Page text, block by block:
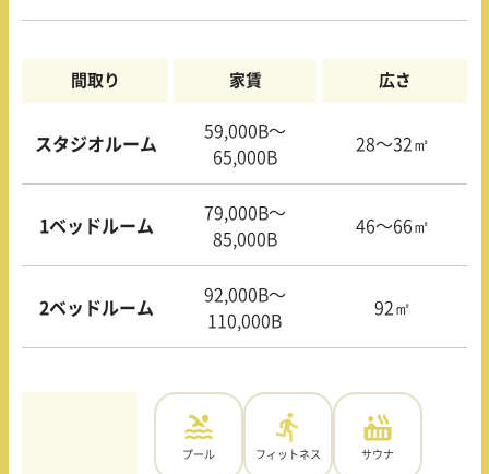
間取り 家賃 広さ
スタジオルーム
59,000B〜
65,000B
28〜32㎡
1ベッドルーム
79,000B〜
85,000B
46〜66㎡
2ベッドルーム
92,000B〜
110,000B
92㎡
プール フィットネス サウナ